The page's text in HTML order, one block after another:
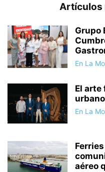
Artículos
Grupo
En La
El arte
En La
aéreo